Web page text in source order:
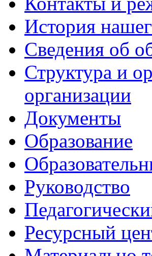
История
Сведения об
Структура и
организации
Документы
Образование
Руководство
Ресурсный